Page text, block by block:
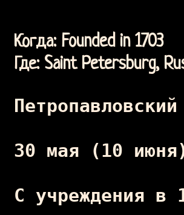
Когда: Founded in 1703
Где: Saint Petersburg,
30 мая (10
С учреждения в